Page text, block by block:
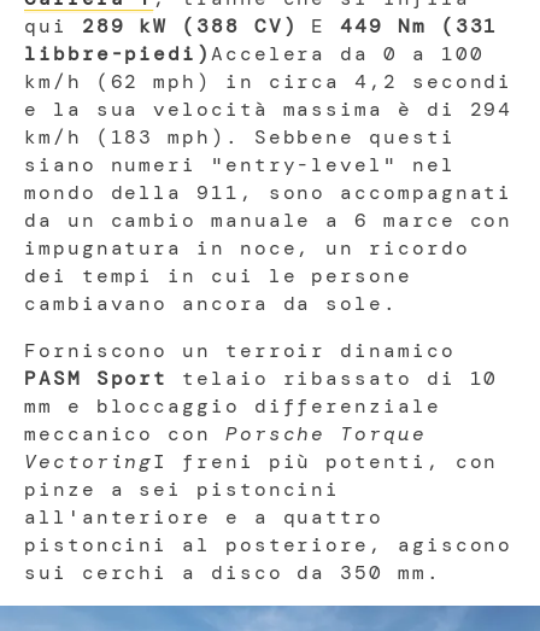
qui 289 kW (388 CV) E449 Nm (331
libbre-piedi)Accelera da 0 a 100
km/h (62 mph) in circa 4,2 secondi
e la sua velocità massima è di 294
km/h (183 mph). Sebbene questi
siano numeri "entry-level" nel
mondo della 911, sono accompagnati
da un cambio manuale a 6 marce con
impugnatura in noce, un ricordo
dei tempi in cui le persone
cambiavano ancora da sole.
Forniscono un terroir dinamico
PASM Sport
telaio ribassato di 10
mm e bloccaggio differenziale
meccanico con Porsche Torque
VectoringI freni più potenti, con
pinze a sei pistoncini
all'anteriore e a quattro
pistoncini al posteriore, agiscono
sui cerchi a disco da 350 mm.